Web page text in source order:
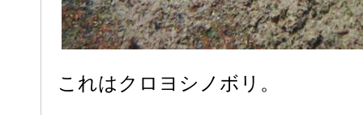
これはクロヨシノボリ。